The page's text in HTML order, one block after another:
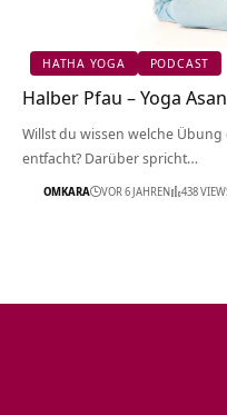
HATHA YOGA PODCAST
Halber Pfau – Yoga
Willst du wissen welche
entfacht? Darüber spricht…
OMKARA VOR 6 JAHREN 438